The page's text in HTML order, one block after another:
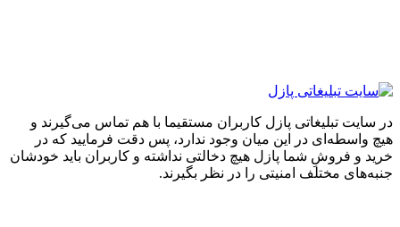
تبلیغاتی پازل کاربران مستقیما با هم تماس می‌گیرند و
در این میان وجود ندارد، پس دقت فرمایید که در
و فروشِ شما پازل هیچ دخالتی نداشته و کاربران باید خودشان
مختلف امنیتی را در نظر بگیرند.